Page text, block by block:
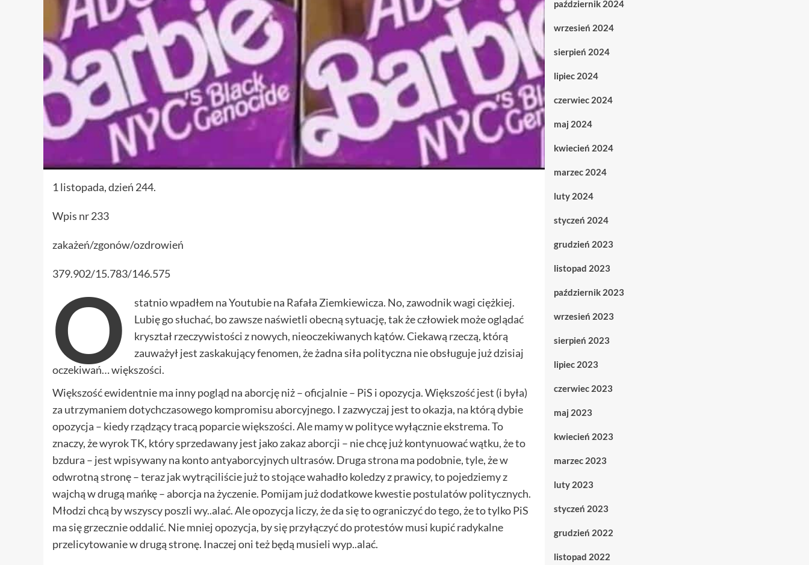
1 listopada, dzień 244.
Wpis nr 233
zakażeń/zgonów/ozdrowień
379.902/15.783/146.575
O
statnio wpadłem na Youtubie na Rafała Ziemkiewicza. No, zawodnik wagi ciężkiej.
Lubię go słuchać, bo zawsze naświetli obecną sytuację, tak że człowiek może oglądać
kryształ rzeczywistości z nowych, nieoczekiwanych kątów. Ciekawą rzeczą, którą
zauważył jest zaskakujący fenomen, że żadna siła polityczna nie obsługuje już dzisiaj
oczekiwań… większości.
Większość ewidentnie ma inny pogląd na aborcję niż – oficjalnie – PiS i opozycja. Większość jest (i była)
za utrzymaniem dotychczasowego kompromisu aborcyjnego. I zazwyczaj jest to okazja, na którą dybie
opozycja – kiedy rządzący tracą poparcie większości. Ale mamy w polityce wyłącznie ekstrema. To
znaczy, że wyrok TK, który sprzedawany jest jako zakaz aborcji – nie chcę już kontynuować wątku, że to
bzdura – jest wpisywany na konto antyaborcyjnych ultrasów. Druga strona ma podobnie, tyle, że w
odwrotną stronę – teraz jak wytrąciliście już to stojące wahadło koledzy z prawicy, to pojedziemy z
wajchą w drugą mańkę – aborcja na życzenie. Pomijam już dodatkowe kwestie postulatów politycznych.
Młodzi chcą by wszyscy poszli wy..alać. Ale opozycja liczy, że da się to ograniczyć do tego, że to tylko PiS
ma się grzecznie oddalić. Nie mniej opozycja, by się przyłączyć do protestów musi kupić radykalne
przelicytowanie w drugą stronę. Inaczej oni też będą musieli wyp..alać.
październik 2024
wrzesień 2024
sierpień 2024
lipiec 2024
czerwiec 2024
maj 2024
kwiecień 2024
marzec 2024
luty 2024
styczeń 2024
grudzień 2023
listopad 2023
październik 2023
wrzesień 2023
sierpień 2023
lipiec 2023
czerwiec 2023
maj 2023
kwiecień 2023
marzec 2023
luty 2023
styczeń 2023
grudzień 2022
listopad 2022